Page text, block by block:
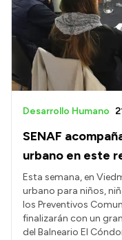
SENAF
urbano en este
Desarrollo Humano
Esta semana, en
urbano para niños,
los Preventivos
finalizarán con un
del Balneario El